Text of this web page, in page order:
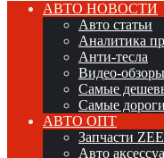
АВТО НОВОСТИ
Авто статьи
Аналитика
Анти-тесла
Видео-обзоры
Самые
Самые
АВТО ОПТ
Запчасти
Авто